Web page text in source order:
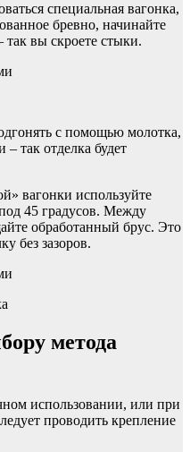
специальная вагонка,
бревно, начинайте
так вы скроете стыки.
с помощью молотка,
так отделка будет
вагонки используйте
45 градусов. Между
обработанный брус. Это
без зазоров.
метода
использовании, или при
проводить крепление